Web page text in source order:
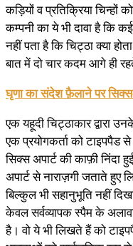
कड़ियों व प्रतिक्रिया चिन्हों
कम्पनी का ये भी दावा है कि
नहीं पता है कि चिट्ठा क्या
बात में दो चार कदम आगे ही
घृणा का संदेश फ़ैलाने पर
एक यहूदी चिट्ठाकार द्वारा
एक प्रयोगकर्ता को टाइपपैड
सिक्स अपार्ट की काफ़ी निंदा
अपार्ट से नाराज़गी जताते हुए
बिल्कुल भी सहानुभूति नहीं
केवल सर्वव्यापक स्पैम के
है। वो ये भी लिखते हैं को